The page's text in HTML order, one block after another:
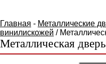
Главная - Металлические
винилискожей /
Металлическая